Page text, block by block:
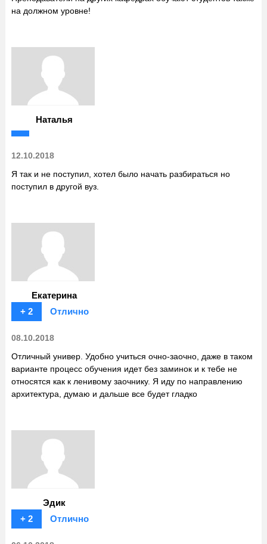
на должном уровне!
Наталья
12.10.2018
Я так и не поступил, хотел было начать разбираться но
поступил в другой вуз.
Екатерина
+ 2
Отлично
08.10.2018
Отличный универ. Удобно учиться очно-заочно, даже в таком
варианте процесс обучения идет без заминок и к тебе не
относятся как к ленивому заочнику. Я иду по направлению
архитектура, думаю и дальше все будет гладко
Эдик
+ 2
Отлично